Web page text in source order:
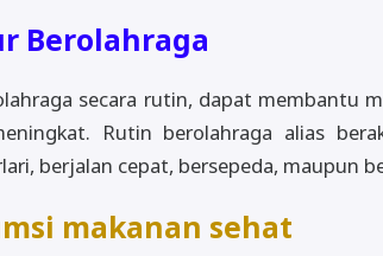
Berolahraga
secara rutin, dapat membantu
Rutin berolahraga alias
berjalan cepat, bersepeda, maupun
makanan sehat